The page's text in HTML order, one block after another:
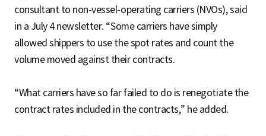
consultant to non-vessel-operating carriers (NVOs), said
in a July 4 newsletter. “Some carriers have simply
allowed shippers to use the spot rates and count the
volume moved against their contracts.
“What carriers have so far failed to do is renegotiate the
contract rates included in the contracts,” he added.